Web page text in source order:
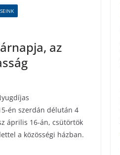
az
én szerdán délután 4
április 16-án, csütörtök
a közösségi házban.